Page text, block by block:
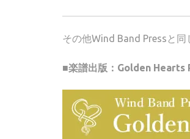
その他Wind Band Pressと同
■楽譜出版：Golden